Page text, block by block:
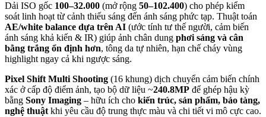
Dải ISO gốc 100–32.000 (mở rộng 50–102.400) cho phép kiểm
soát linh hoạt từ cảnh thiếu sáng đến ánh sáng phức tạp. Thuật toán
AE/white balance dựa trên AI (ước tính tư thế người, cảm biến
ánh sáng khả kiến & IR) giúp ảnh chân dung phơi sáng và cân
bằng trắng ổn định hơn, tông da tự nhiên, hạn chế cháy vùng
highlight ngay cả khi ngược sáng.
Pixel Shift Multi Shooting (16 khung) dịch chuyển cảm biến chính
xác ở cấp độ điểm ảnh, tạo bộ dữ liệu ~240.8MP để ghép hậu kỳ
bằng Sony Imaging – hữu ích cho kiến trúc, sản phẩm, bảo tàng,
nghệ thuật khi yêu cầu độ trung thực màu và chi tiết vi mô cực cao.